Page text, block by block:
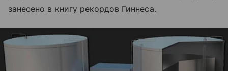
занесено в книгу рекордов Гиннеса.